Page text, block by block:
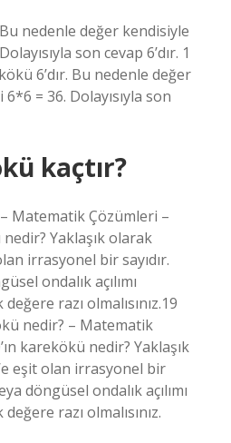
Bu nedenle değer kendisiyle
son cevap 6’dır. 1
6’dır. Bu nedenle değer
= 36. Dolayısıyla son
kaçtır?
Matematik Çözümleri –
Yaklaşık olarak
irrasyonel bir sayıdır.
ondalık açılımı
razı olmalısınız.19
nedir? – Matematik
karekökü nedir? Yaklaşık
eşit olan irrasyonel bir
döngüsel ondalık açılımı
razı olmalısınız.